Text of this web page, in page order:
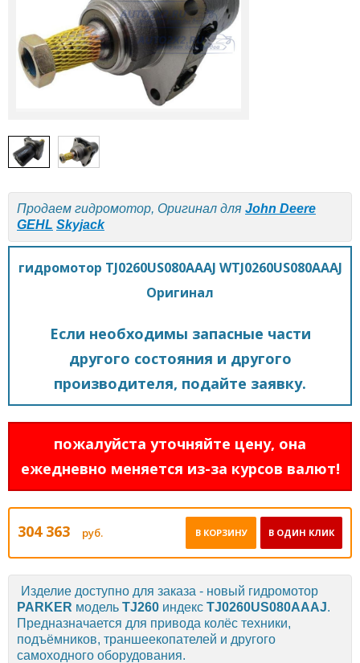
Продаем гидромотор, Оригинал для John Deere
GEHL Skyjack
гидромотор TJ0260US080AAAJ WTJ0260US080AAAJ
Оригинал
Если необходимы запасные части
другого состояния и другого
производителя, подайте заявку.
пожалуйста уточняйте цену, она
ежедневно меняется из-за курсов валют!
304 363 руб. В ОДИН КЛИК
В КОРЗИНУ
Изделие доступно для заказа - новый гидромотор
PARKER модель TJ260 индекс TJ0260US080AAAJ.
Предназначается для привода колёс техники,
подъёмников, траншеекопателей и другого
самоходного оборудования.